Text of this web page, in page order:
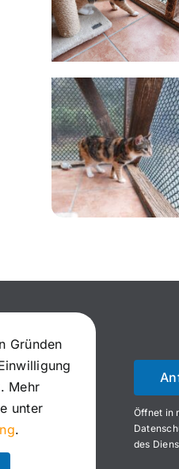
Gründen
Mehr
unter
.
Öffnet in
des